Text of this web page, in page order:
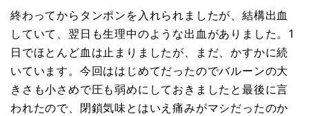
終わってからタンポンを入れられましたが、結構出血
していて、翌日も生理中のような出血がありました。1
日でほとんど血は止まりましたが、まだ、かすかに続
いています。今回ははじめてだったのでバルーンの大
きさも小さめで圧も弱めにしておきましたと最後に言
われたので、閉鎖気味とはいえ痛みがマシだったのか